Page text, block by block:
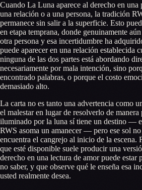
Cuando La Luna aparece al derecho en una
una relación o a una persona, la tradición
permanece sin salir a la superficie. Esto
en etapa temprana, donde genuinamente
otra persona y esa incertidumbre ha
puede aparecer en una relación establecida
ninguna de las dos partes está abordando
necesariamente por mala intención, sino
encontrado palabras, o porque el costo
demasiado alto.
La carta no es tanto una advertencia como
el malestar en lugar de resolverlo de
iluminado por la luna sí tiene un destino —
RWS asoma un amanecer — pero ese sol
encuentra el cangrejo al inicio de la escena.
que esté disponible suele producir una
derecho en una lectura de amor puede estar
no saber, y que observe qué le enseña esa
usted realmente desea.